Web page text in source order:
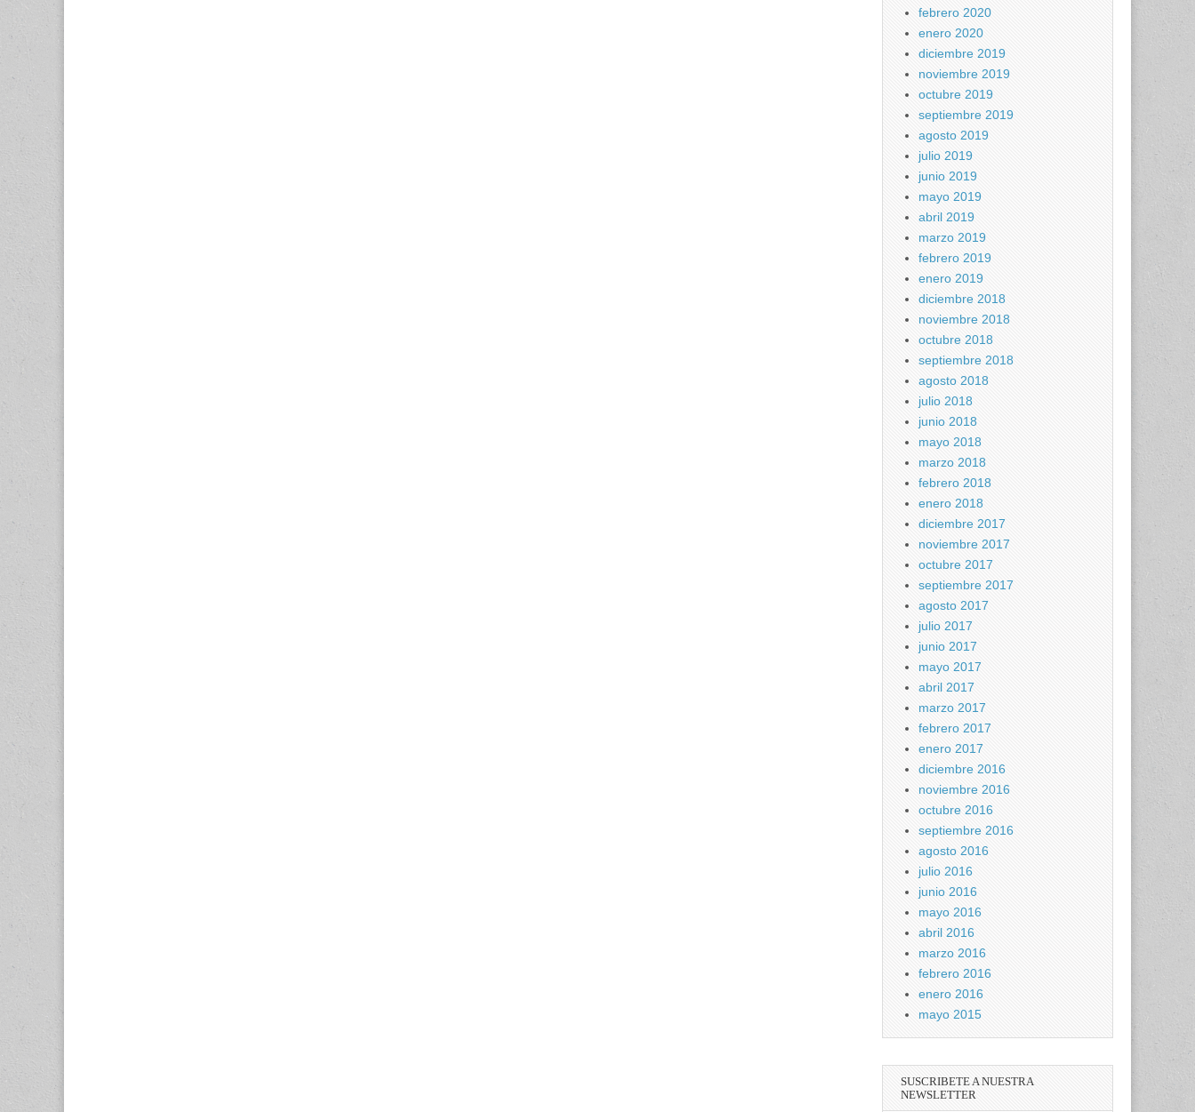
febrero 2020
enero 2020
diciembre 2019
noviembre 2019
octubre 2019
septiembre 2019
agosto 2019
julio 2019
junio 2019
mayo 2019
abril 2019
marzo 2019
febrero 2019
enero 2019
diciembre 2018
noviembre 2018
octubre 2018
septiembre 2018
agosto 2018
julio 2018
junio 2018
mayo 2018
marzo 2018
febrero 2018
enero 2018
diciembre 2017
noviembre 2017
octubre 2017
septiembre 2017
agosto 2017
julio 2017
junio 2017
mayo 2017
abril 2017
marzo 2017
febrero 2017
enero 2017
diciembre 2016
noviembre 2016
octubre 2016
septiembre 2016
agosto 2016
julio 2016
junio 2016
mayo 2016
abril 2016
marzo 2016
febrero 2016
enero 2016
mayo 2015
SUSCRIBETE A NUESTRA
NEWSLETTER